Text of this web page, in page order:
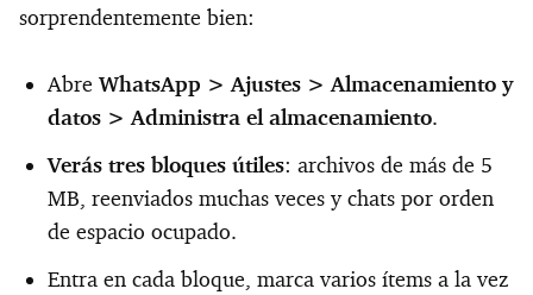
sorprendentemente bien:
Abre WhatsApp > Ajustes > Almacenamiento y
datos > Administra el almacenamiento.
Verás tres bloques útiles: archivos de más de 5
MB, reenviados muchas veces y chats por orden
de espacio ocupado.
Entra en cada bloque, marca varios ítems a la vez